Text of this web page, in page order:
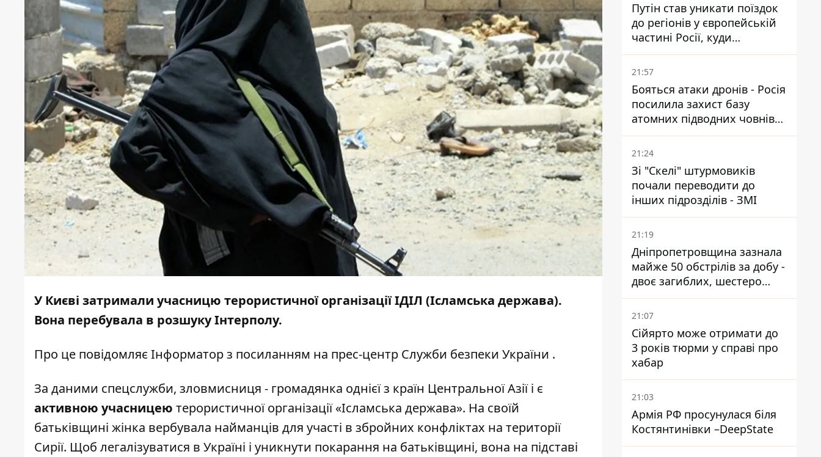
У Києві затримали учасницю терористичної організації ІДІЛ (Ісламська держава).
Вона перебувала в розшуку Інтерполу.
Про це повідомляє Інформаторз посиланням на прес-центр Служби безпеки України .
За даними спецслужби, зловмисниця - громадянка однієї з країн Центральної Азії і є
активною учасницею терористичної організації «Ісламська держава». На своїй
батьківщині жінка вербувала найманців для участі в збройних конфліктах на території
Сирії. Щоб легалізуватися в Україні і уникнути покарання на батьківщині, вона на підставі
Путін став уникати поїздок
до регіонів у європейській
частині Росії, куди
регулярно долітають дрони
21:57
Бояться атаки дронів - Росія
посилила захист базу
атомних підводних човнів
за 7400 км від України
21:24
Зі "Скелі" штурмовиків
почали переводити до
інших підрозділів - ЗМІ
21:19
Дніпропетровщина зазнала
майже 50 обстрілів за добу -
двоє загиблих, шестеро
постраждалих
21:07
Сійярто може отримати до
3 років тюрми у справі про
хабар
21:03
Армія РФ просунулася біля
Костянтинівки –DeepState